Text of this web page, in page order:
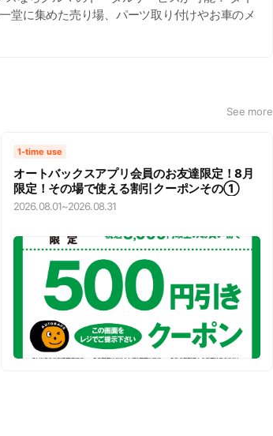
堂に集めた売り場、パーツ取り付けやお車のメ
染みのオートバックスに、是非、お立ち寄りく
See more
1-time use
オートバックスアプリ会員のお友達限定！8月
限定！その場で使える割引クーポンその①
2026.08.01~2026.08.31